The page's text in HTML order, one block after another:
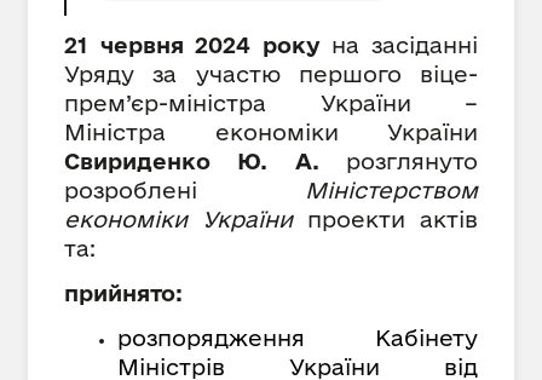
21 червня 2024 рокуна засіданні
Уряду за участю першого віце-
прем’єр-міністра України –
Міністра економіки України
Свириденко Ю. А. розглянуто
розроблені Міністерством
економіки Українипроекти актів
та:
прийнято:
розпорядження Кабінету
Міністрів України від